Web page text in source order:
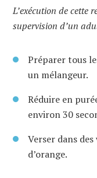
L’exécution de cette
supervision d’un
Préparer tous
un mélangeur.
Réduire en
environ 30
Verser dans
d’orange.